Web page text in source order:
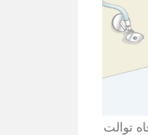
توالت